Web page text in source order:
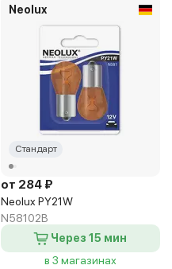
Neolux
Стандарт
от 284 ₽
Neolux PY21W
N58102B
Через 15 мин
в 3 магазинах